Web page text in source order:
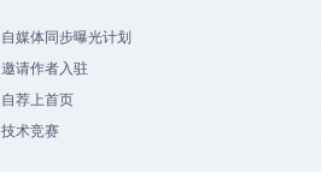
自媒体同步曝光计划
邀请作者入驻
自荐上首页
技术竞赛